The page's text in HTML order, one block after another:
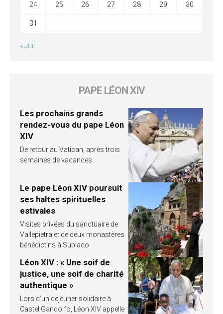
24 25 26 27 28 29 30
31
« Juil
PAPE LÉON XIV
Les prochains grands
rendez-vous du pape Léon
XIV
De retour au Vatican, après trois
semaines de vacances
Le pape Léon XIV poursuit
ses haltes spirituelles
estivales
Visites privées du sanctuaire de
Vallepietra et de deux monastères
bénédictins à Subiaco
Léon XIV : « Une soif de
justice, une soif de charité
authentique »
Lors d’un déjeuner solidaire à
Castel Gandolfo, Léon XIV appelle